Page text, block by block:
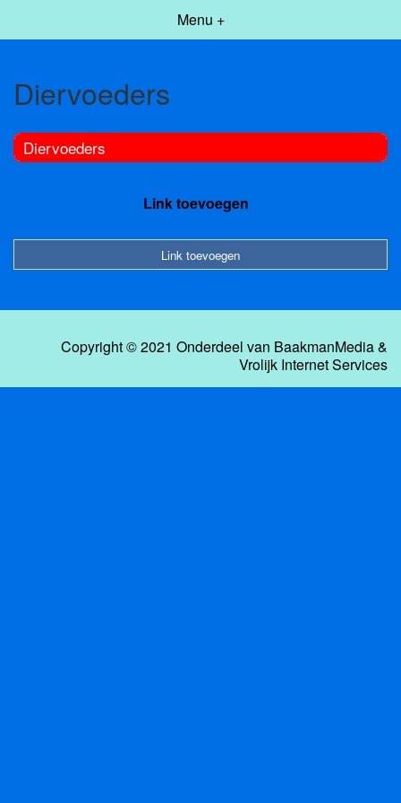
Menu +
Diervoeders
Diervoeders
Link toevoegen
Link toevoegen
Copyright © 2021 Onderdeel van BaakmanMedia&
Vrolijk Internet Services